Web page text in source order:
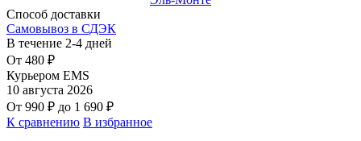
Способ доставки
Самовывоз в СДЭК
В течение 2-4 дней
От 480 ₽
Курьером EMS
10 августа 2026
От 990 ₽ до 1 690 ₽
К сравнению В избранное